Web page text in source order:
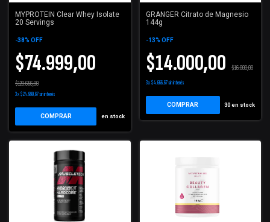
MYPROTEIN Clear Whey Isolate
20 Servings
-38% OFF
$74.999,00
$120.656,00
3x$24.999,67sin interés
COMPRAR en stock
GRANGER Citrato de Magnesio
144g
-13% OFF
$14.000,00 $16.000,00
3x$4.666,67sin interés
COMPRAR 30 en stock